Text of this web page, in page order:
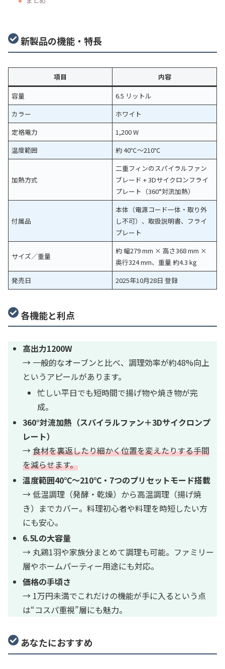
新製品の機能・特長
項目
内容
容量
6.5 リットル
カラー
ホワイト
定格電力
1,200 W
温度範囲
約 40℃～210℃
加熱方式
二重フィンのスパイラルファン
ブレード + 3Dサイクロンフライ
プレート（360°対流加熱）
付属品
本体（電源コード一体・取り外
し不可）、取扱説明書、フライ
プレート
サイズ／重量
約 幅279 mm × 高さ368 mm ×
奥行324 mm、重量 約4.3 kg
発売日
2025年10月28日 登録
各機能と利点
高出力1200W
→ 一般的なオーブンと比べ、調理効率が約48%向上
というアピールがあります。
忙しい平日でも短時間で揚げ物や焼き物が完
成。
360°対流加熱（スパイラルファン＋3Dサイクロンプ
レート）
→食材を裏返したり細かく位置を変えたりする手間
を減らせます。
温度範囲40℃～210℃・7つのプリセットモード搭載
→ 低温調理（発酵・乾燥）から高温調理（揚げ焼
き）までカバー。料理初心者や料理を時短したい方
にも安心。
6.5Lの大容量
→ 丸鶏1羽や家族分まとめて調理も可能。ファミリー
層やホームパーティー用途にも対応。
価格の手頃さ
→ 1万円未満でこれだけの機能が手に入るという点
は“コスパ重視”層にも魅力。
あなたにおすすめ